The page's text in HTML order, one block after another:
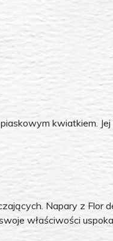
kwiatkiem. Jej
Napary z Flor
właściwości